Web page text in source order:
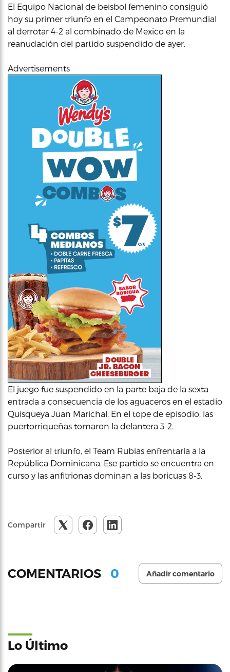
El Equipo Nacional de beisbol femenino consiguió
hoy su primer triunfo en el Campeonato Premundial
al derrotar 4-2 al combinado de Mexico en la
reanudación del partido suspendido de ayer.
Advertisements
El juego fue suspendido en la parte baja de la sexta
entrada a consecuencia de los aguaceros en el estadio
Quisqueya Juan Marichal. En el tope de episodio, las
puertorriqueñas tomaron la delantera 3-2.
Posterior al triunfo, el Team Rubias enfrentaría a la
República Dominicana. Ese partido se encuentra en
curso y las anfitrionas dominan a las boricuas 8-3.
Compartir
COMENTARIOS 0 Añadir comentario
Lo Último